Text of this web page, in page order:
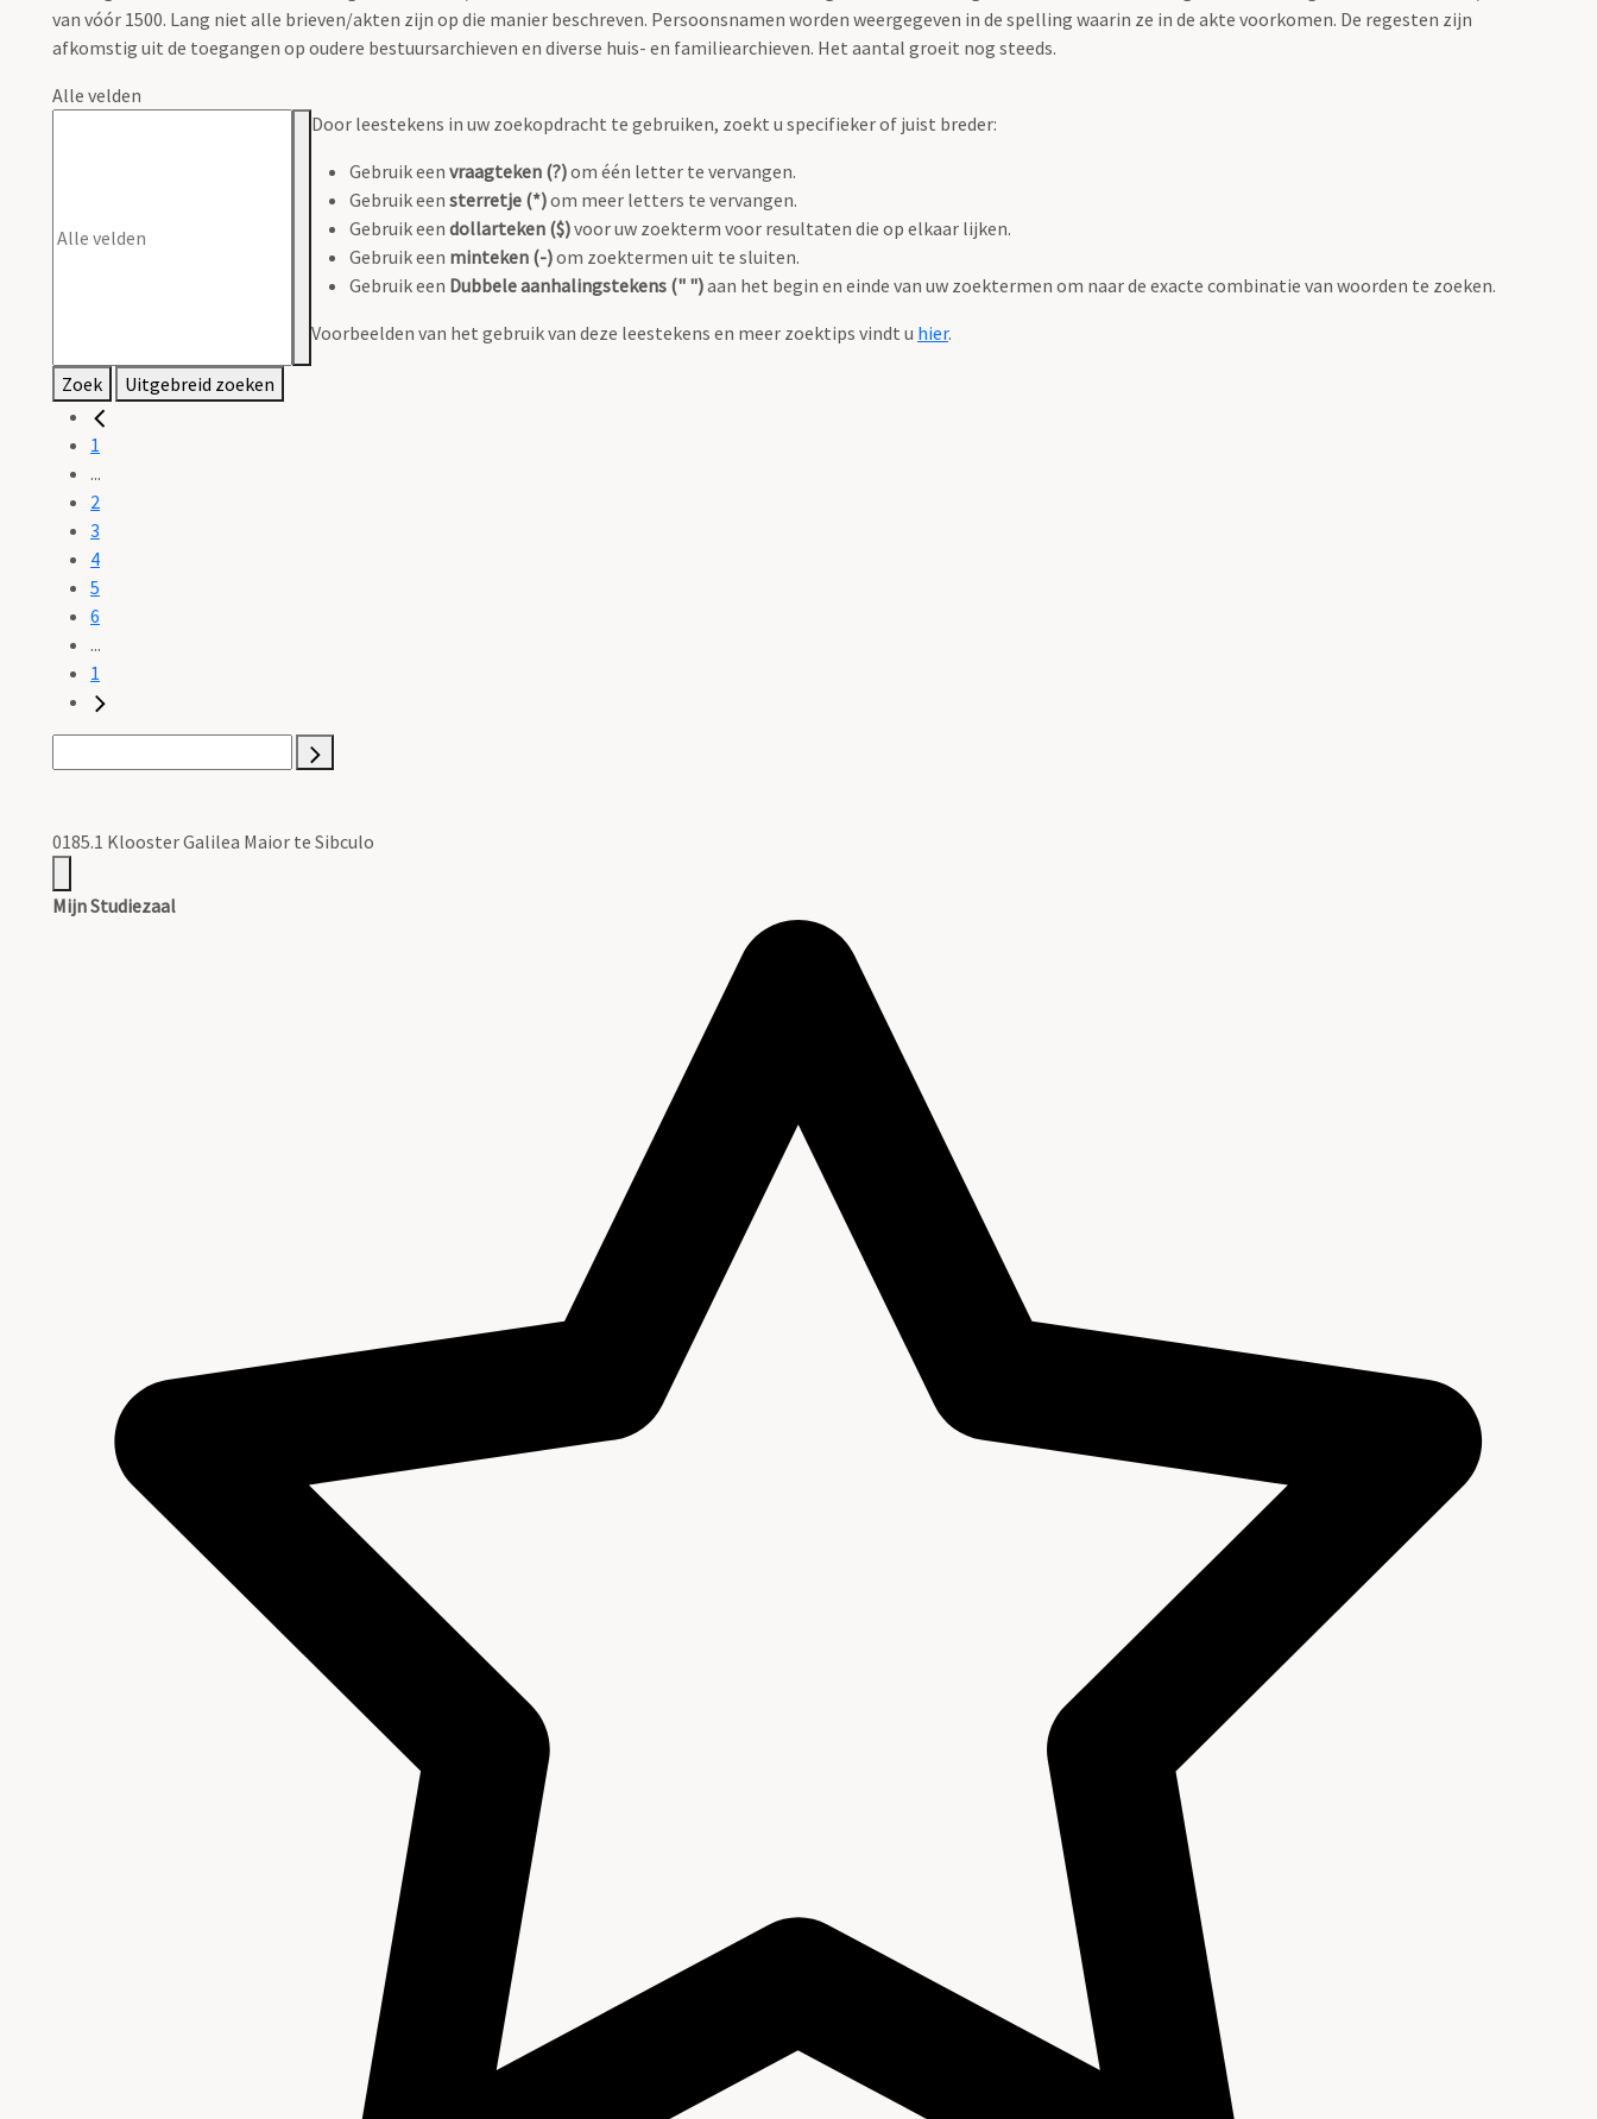
van vóór 1500. Lang niet alle brieven/akten zijn op die manier beschreven. Persoonsnamen worden weergegeven in de spelling waarin ze in de akte voorkomen. De regesten zijn
afkomstig uit de toegangen op oudere bestuursarchieven en diverse huis- en familiearchieven. Het aantal groeit nog steeds.
Alle velden
Door leestekens in uw zoekopdracht te gebruiken, zoekt u specifieker of juist breder:
Gebruik een vraagteken (?)om één letter te vervangen.
Gebruik een sterretje (*)om meer letters te vervangen.
Gebruik een dollarteken ($)voor uw zoekterm voor resultaten die op elkaar lijken.
Gebruik een minteken (-)om zoektermen uit te sluiten.
Gebruik een Dubbele aanhalingstekens (" ")aan het begin en einde van uw zoektermen om naar de exacte combinatie van woorden te zoeken.
Voorbeelden van het gebruik van deze leestekens en meer zoektips vindt u hier.
Zoek Uitgebreid zoeken
1
...
2
3
4
5
6
...
1
0185.1 Klooster Galilea Maior te Sibculo
Mijn Studiezaal